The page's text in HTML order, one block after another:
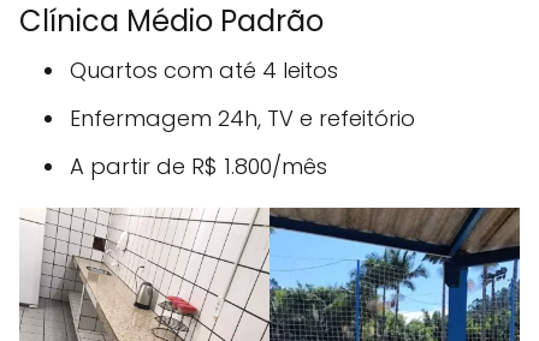
Clínica Médio Padrão
Quartos com até 4 leitos
Enfermagem 24h, TV e refeitório
A partir de R$ 1.800/mês